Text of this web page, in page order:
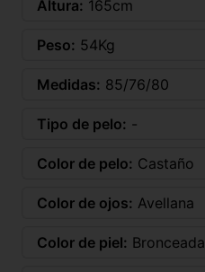
Altura: 165cm
Peso: 54Kg
Medidas: 85/76/80
Tipo de pelo: -
Color de pelo: Castaño
Color de ojos: Avellana
Color de piel: Bronceada